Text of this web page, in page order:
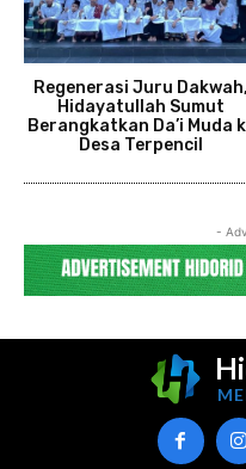
Regenerasi Juru Dakwah,
Hidayatullah Sumut
Berangkatkan Da’i Muda
Desa Terpencil
-